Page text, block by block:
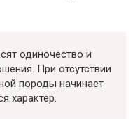
одиночество и
При отсутствии
породы начинает
характер.